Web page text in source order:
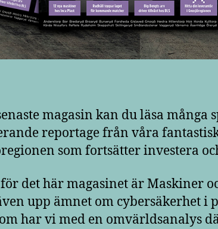
magasin kan du läsa många
reportage från våra
som fortsätter investera
det här magasinet är Maskiner
upp ämnet om cybersäkerhet i
har vi med en omvärldsanalys